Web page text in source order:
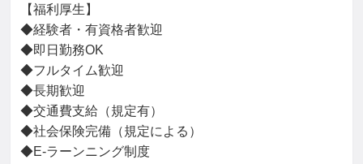
【福利厚生】
◆経験者・有資格者歓迎
◆即日勤務OK
◆フルタイム歓迎
◆長期歓迎
◆交通費支給（規定有）
◆社会保険完備（規定による）
◆E-ラーンニング制度